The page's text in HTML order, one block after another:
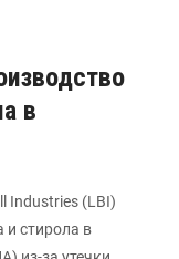
в
Industries (LBI)
и стирола в